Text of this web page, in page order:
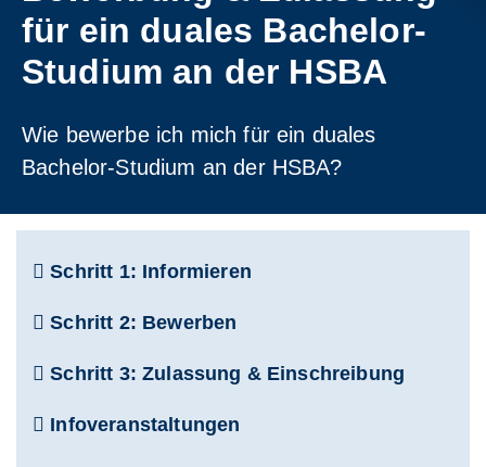
für ein duales Bachelor-
Studium an der HSBA
Wie bewerbe ich mich für ein duales
Bachelor-Studium an der HSBA?
Schritt 1: Informieren
Schritt 2: Bewerben
Schritt 3: Zulassung & Einschreibung
Infoveranstaltungen